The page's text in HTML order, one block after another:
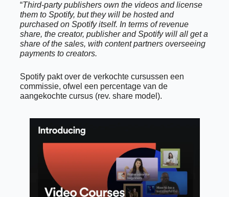
“Third-party publishers own the videos and license
them to Spotify, but they will be hosted and
purchased on Spotify itself. In terms of revenue
share, the creator, publisher and Spotify will all get a
share of the sales, with content partners overseeing
payments to creators.
Spotify pakt over de verkochte cursussen een
commissie, ofwel een percentage van de
aangekochte cursus (rev. share model).